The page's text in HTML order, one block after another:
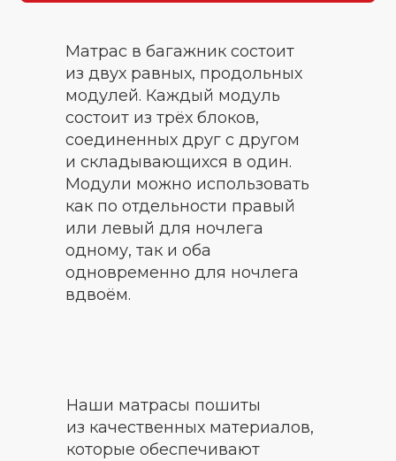
Матрас в багажник состоит
из двух равных, продольных
модулей. Каждый модуль
состоит из трёх блоков,
соединенных друг с другом
и складывающихся в один.
Модули можно использовать
как по отдельности правый
или левый для ночлега
одному, так и оба
одновременно для ночлега
вдвоём.
Наши матрасы пошиты
из качественных материалов,
которые обеспечивают